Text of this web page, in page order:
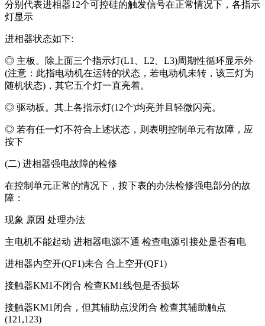
分别代表进相器12个可控硅的触发信号在正常情况下，各指示
灯显示
进相器状态如下:
◎ 主板。除上面三个指示灯(L1、L2、L3)周期性循环显示外
(注意：此指电动机在运转的状态，若电动机未转，该三灯为
随机状态)，其它五个灯一直亮着。
◎ 驱动板。其上各指示灯(12个)均亮并且轻微闪亮。
◎ 若有任一灯不符合上述状态，则表明控制单元有故障，应
按下
(二) 进相器强电故障的检修
在控制单元正常的情况下，按下表的办法检修强电部分的故
障：
现象 原因 处理办法
主电机不能起动 进相器电源不通 检查电源引接处是否有电
进相器内空开(QF1)未合 合上空开(QF1)
接触器KM1不闭合 检查KM1线包是否损坏
接触器KM1闭合，但其辅助点没闭合 检查其辅助触点
(121,123)